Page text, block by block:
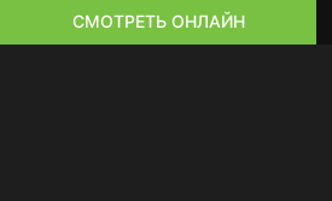
СМОТРЕТЬ ОНЛАЙН